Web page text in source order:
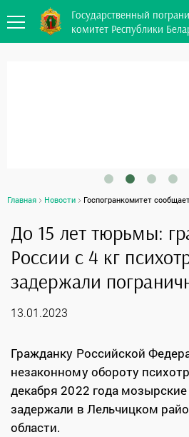
Государственный
комитет Республики
Главная Новости Госпогранкомитет
До 15 лет тюрьмы:
России с 4 кг
задержали
13.01.2023
Гражданку Российской
незаконному обороту
декабря 2022 года
задержали в Лельчицком
области.